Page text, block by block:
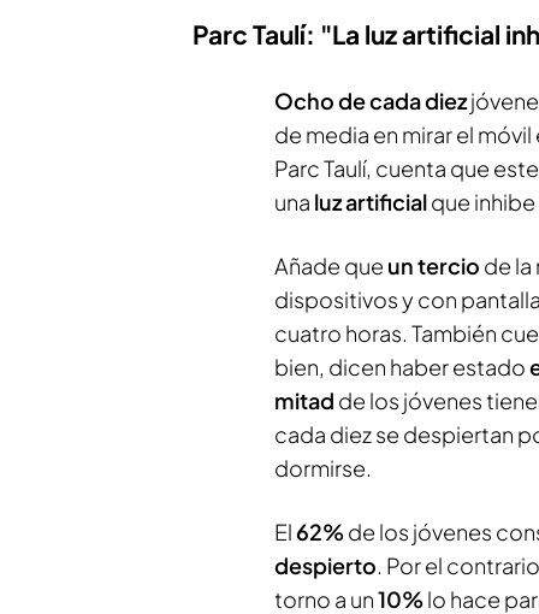
Parc Taulí: "La luz artificial
Ocho de cada diez
de media en mirar el
Parc Taulí, cuenta que
una luz artificialque
Añade que un tercio de la
dispositivos y con
cuatro horas. También
bien, dicen haber estado
mitad de los jóvenes
cada diez se despiertan
dormirse.
El 62%de los jóvenes
despierto. Por el
torno a un10%lo hace